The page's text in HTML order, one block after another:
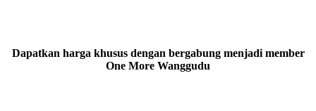
Dapatkan harga khusus dengan bergabung menjadi member
One More Wanggudu